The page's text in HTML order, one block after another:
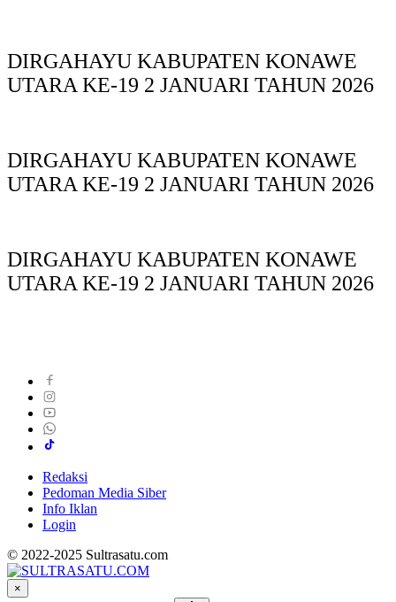
DIRGAHAYU KABUPATEN KONAWE
UTARA KE-19 2 JANUARI TAHUN 2026
DIRGAHAYU KABUPATEN KONAWE
UTARA KE-19 2 JANUARI TAHUN 2026
DIRGAHAYU KABUPATEN KONAWE
UTARA KE-19 2 JANUARI TAHUN 2026
Redaksi
Pedoman Media Siber
Info Iklan
Login
© 2022-2025 Sultrasatu.com
×